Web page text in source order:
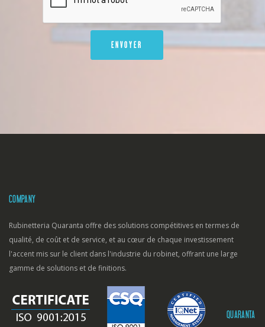
COMPANY
Rubinetteria Quaranta offre des solutions compétitives en termes de
qualité, de coût et de service, et au cœur de chaque investissement
l'accent mis sur le client dans l'industrie du robinet, offrant une large
gamme de solutions et de finitions.
QUARANTA